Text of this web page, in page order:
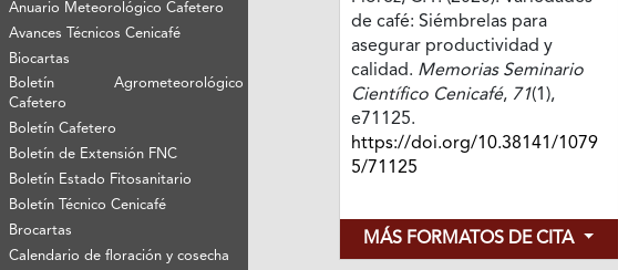
Anuario Meteorológico Cafetero
Avances Técnicos Cenicafé
Biocartas
Boletín Agrometeorológico
Cafetero
Boletín Cafetero
Boletín de Extensión FNC
Boletín Estado Fitosanitario
Boletín Técnico Cenicafé
Brocartas
Calendario de floración y cosecha
de café: Siémbrelas para
asegurar productividad y
calidad. Memorias Seminario
Científico Cenicafé, 71(1),
e71125.
https://doi.org/10.38141/1079
5/71125
MÁS FORMATOS DE CITA